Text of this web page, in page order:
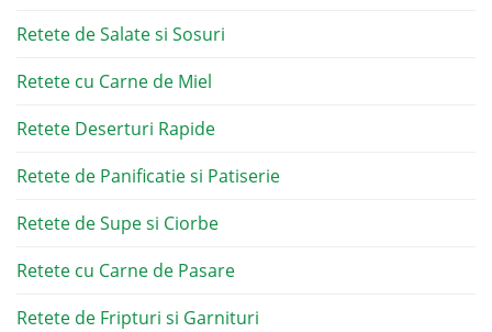
Retete de Salate si Sosuri
Retete cu Carne de Miel
Retete Deserturi Rapide
Retete de Panificatie si Patiserie
Retete de Supe si Ciorbe
Retete cu Carne de Pasare
Retete de Fripturi si Garnituri